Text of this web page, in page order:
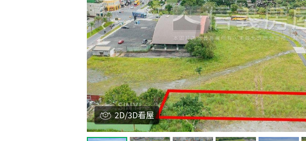
2D/3D看屋